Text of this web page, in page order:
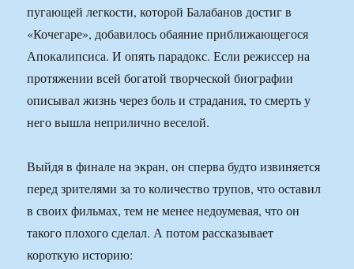
пугающей легкости, которой Балабанов достиг в
«Кочегаре», добавилось обаяние приближающегося
Апокалипсиса. И опять парадокс. Если режиссер на
протяжении всей богатой творческой биографии
описывал жизнь через боль и страдания, то смерть у
него вышла неприлично веселой.
Выйдя в финале на экран, он сперва будто извиняется
перед зрителями за то количество трупов, что оставил
в своих фильмах, тем не менее недоумевая, что он
такого плохого сделал. А потом рассказывает
короткую историю: